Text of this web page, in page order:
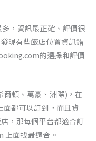
，資訊最正確、評價很
現有些飯店位置資訊錯
的選擇和評價
爾頓、萬豪、洲際)，在
都可以訂到，而且資
，那每個平台都適合訂
上面找最適合。